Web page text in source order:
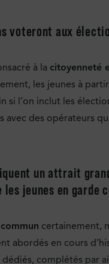
voteront aux
à la citoyenneté
les jeunes à
l’on inclut les
avec des opérateurs
un attrait
jeunes en garde
certainement,
abordés en cours
complétés par